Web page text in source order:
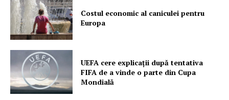
Costul economic al caniculei pentru
Europa
UEFA cere explicații după tentativa
FIFA de a vinde o parte din Cupa
Mondială